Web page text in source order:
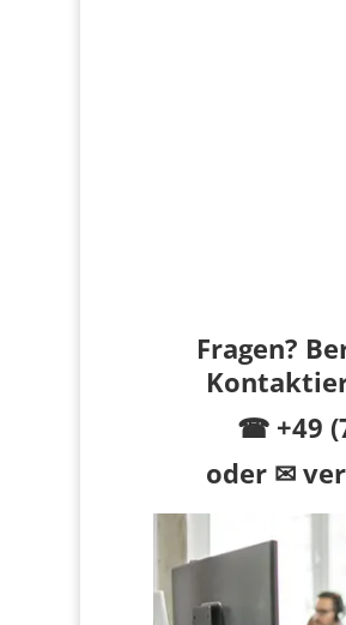
Fragen?
☎ +49
oder ✉